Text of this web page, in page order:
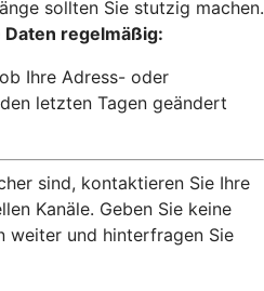
sollten Sie stutzig machen.
regelmäßig:
Ihre Adress- oder
letzten Tagen geändert
sind, kontaktieren Sie Ihre
Kanäle. Geben Sie keine
weiter und hinterfragen Sie